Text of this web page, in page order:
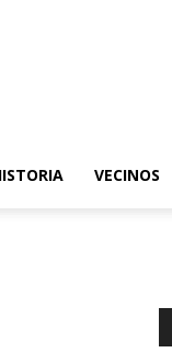
VECINOS